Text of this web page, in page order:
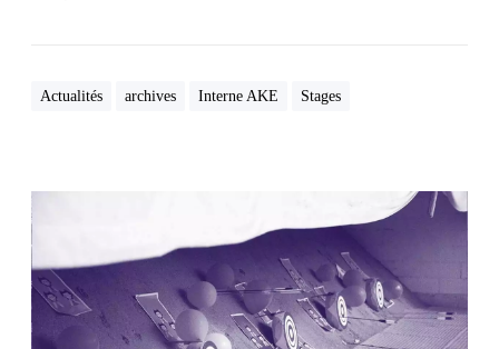
Actualités archives Interne AKE Stages